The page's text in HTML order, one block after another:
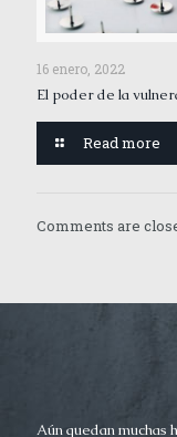
16 enero, 2022
El poder de la
Read more
Comments are
Aún quedan muchas